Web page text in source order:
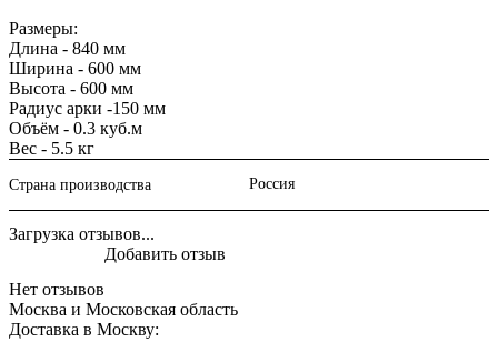
Размеры:
Длина - 840 мм
Ширина - 600 мм
Высота - 600 мм
Радиус арки -150 мм
Объём - 0.3 куб.м
Вес - 5.5 кг
Страна производства Россия
Загрузка отзывов...
Нет отзывов
Добавить отзыв
Москва и Московская область
Доставка в Москву: